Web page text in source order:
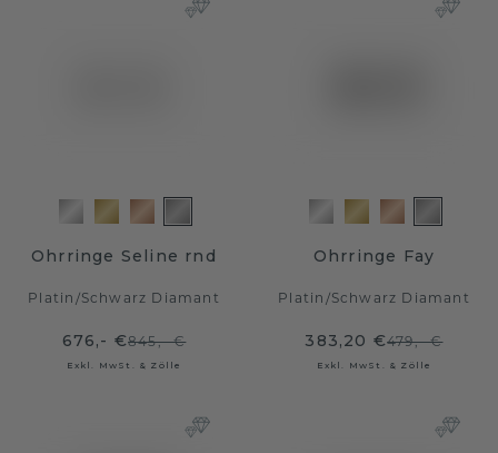
Ohrringe Seline rnd
Platin /Schwarz Diamant
676,- €845,- €
Exkl. MwSt. & Zölle
Ohrringe Fay
Platin /Schwarz Diamant
383,20 €479,- €
Exkl. MwSt. & Zölle